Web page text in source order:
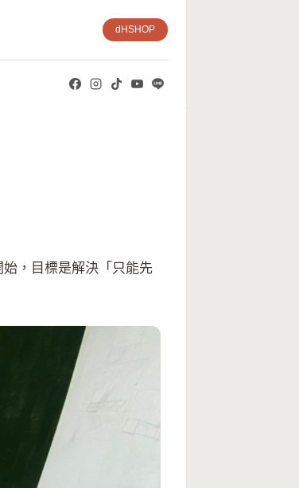
dHSHOP
，目標是解決「只能先